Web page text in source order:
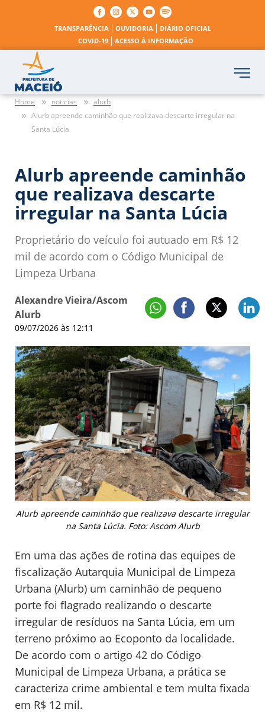
TRANSPARÊNCIA OUVIDORIA
DIÁRIO OFICIAL
COVID-19
ACESSO À INFORMAÇÃO
Home noticias
alurb
Alurb apreende caminhão que realizava descarte irregular na
Santa Lúcia
Alurb apreende caminhão
que realizava descarte
irregular na Santa Lúcia
Proprietário do veículo foi autuado em R$ 12
mil de acordo com o Código Municipal de
Limpeza Urbana
Alexandre Vieira/Ascom
Alurb
09/07/2026 às 12:11
Alurb apreende caminhão que realizava descarte irregular
na Santa Lúcia. Foto: Ascom Alurb
Em uma das ações de rotina das equipes de
fiscalização Autarquia Municipal de Limpeza
Urbana (Alurb) um caminhão de pequeno
porte foi flagrado realizando o descarte
irregular de resíduos na Santa Lúcia, em um
terreno próximo ao Ecoponto da localidade.
De acordo com o artigo 42 do Código
Municipal de Limpeza Urbana, a prática se
caracteriza crime ambiental e tem multa fixada
em R$ 12 mil.